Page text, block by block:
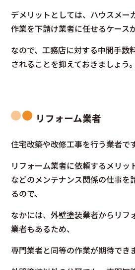
デメリットとしては、ハウスメー
作業を下請け業者に任せるケース
なので、工務店に対する中間手数
されることを抑えておきましょう。
リフォーム業者
住宅改築や改修工事を行う業者です
リフォーム業者に依頼するメリッ
などのメンテナンス関係の仕事を
るので、
なかには、外壁塗装業者からリフ
業者もあるため、
専門業者と同等の作業が期待でき